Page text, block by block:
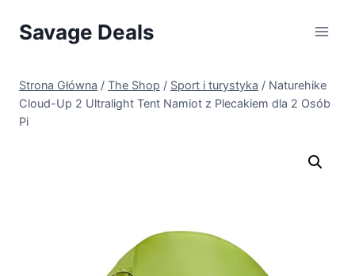
Savage Deals
Strona Główna / The Shop / Sport i turystyka / Naturehike
Cloud-Up 2 Ultralight Tent Namiot z Plecakiem dla 2 Osób
Pi